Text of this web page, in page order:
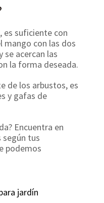
es suficiente con
mango con las dos
se acercan las
la forma deseada.
de los arbustos, es
y gafas de
Encuentra en
tus
podemos
jardín